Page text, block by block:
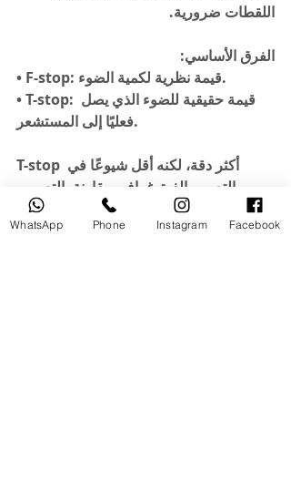
اللقطات ضرورية.
الفرق الأساسي:
• F-stop: قيمة نظرية لكمية الضوء.
• T-stop: قيمة حقيقية للضوء الذي يصل
فعليًا إلى المستشعر.
T-stop أكثر دقة، لكنه أقل شيوعًا في
التصوير الفوتوغرافي مقارنة بالتصوير
WhatsApp Phone Instagram Facebook